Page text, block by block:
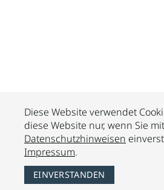
Diese Website verwendet
diese Website nur, wenn Sie
Datenschutzhinweisen
Impressum.
EINVERSTANDEN